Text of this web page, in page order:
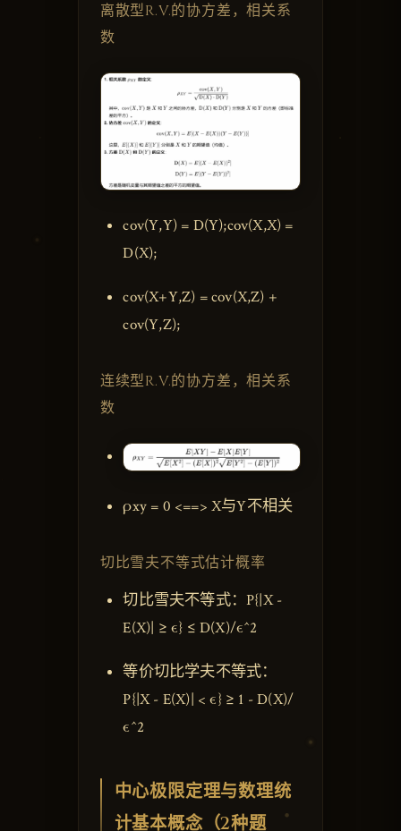
离散型R.V.的协方差，相关系
数
cov(Y,Y) = D(Y);cov(X,X) =
D(X);
cov(X+Y,Z) = cov(X,Z) +
cov(Y,Z);
连续型R.V.的协方差，相关系
数
ρxy = 0 <==> X与Y不相关
切比雪夫不等式估计概率
切比雪夫不等式：P{|X -
E(X)| ≥ ϵ} ≤ D(X)/ϵ^2
等价切比学夫不等式：
P{|X - E(X)| < ϵ} ≥ 1 - D(X)/
ϵ^2
中心极限定理与数理统
计基本概念（2种题